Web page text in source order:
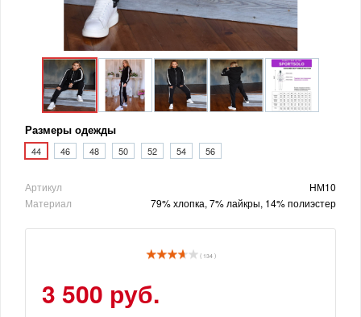
Размеры одежды
44 46 48 50 52 54 56
Артикул
НМ10
Материал
79% хлопка, 7% лайкры, 14% полиэстер
( 134 )
3 500 руб.